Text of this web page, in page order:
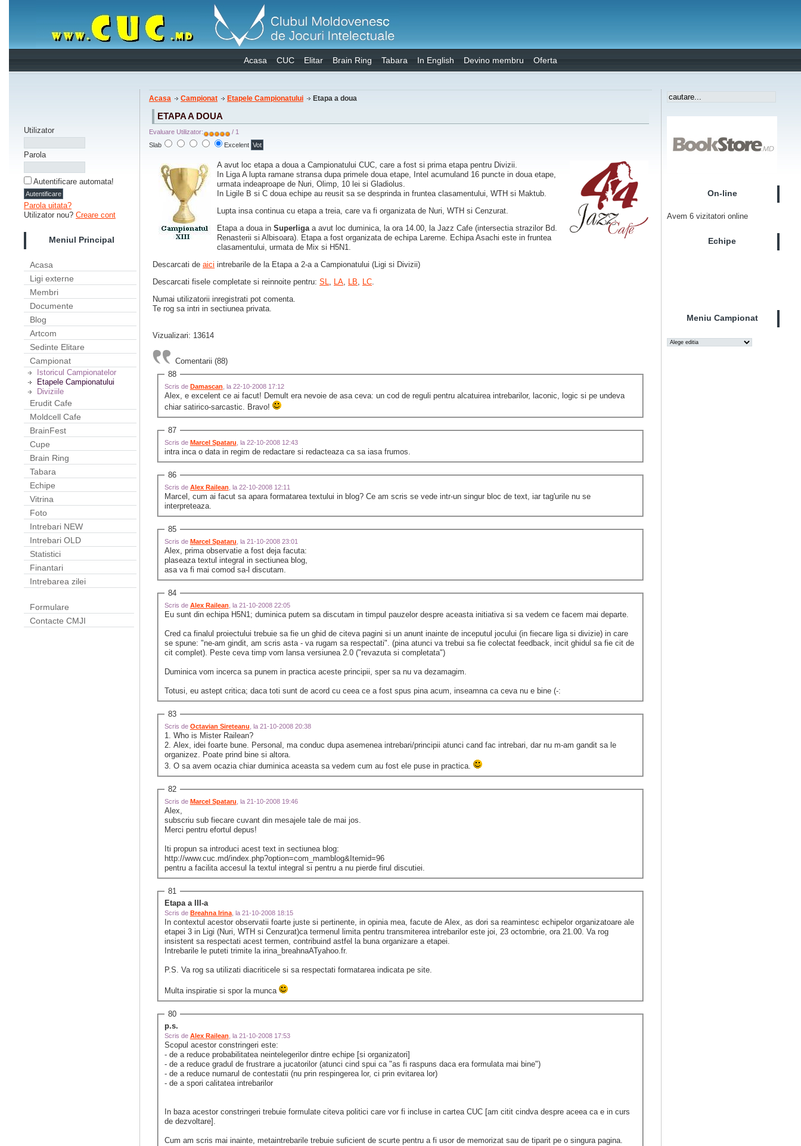
Acasa CUC Elitar Brain Ring Tabara In English Devino membru Oferta
Utilizator
Parola
Autentificare automata!
Parola uitata?
Utilizator nou? Creare cont
Meniul Principal
Acasa
Ligi externe
Membri
Documente
Blog
Artcom
Sedinte Elitare
Campionat
Istoricul Campionatelor
Etapele Campionatului
Diviziile
Erudit Cafe
Moldcell Cafe
BrainFest
Cupe
Brain Ring
Tabara
Echipe
Vitrina
Foto
Intrebari NEW
Intrebari OLD
Statistici
Finantari
Intrebarea zilei
Formulare
Contacte CMJI
Acasa Campionat Etapele Campionatului Etapa a doua
ETAPA A DOUA
Evaluare Utilizator:
/ 1
Slab
Excelent
A avut loc etapa a doua a Campionatului CUC, care a fost si prima etapa pentru Divizii.
In Liga A lupta ramane stransa dupa primele doua etape, Intel acumuland 16 puncte in doua etape,
urmata indeaproape de Nuri, Olimp, 10 lei si Gladiolus.
In Ligile B si C doua echipe au reusit sa se desprinda in fruntea clasamentului, WTH si Maktub.
Lupta insa continua cu etapa a treia, care va fi organizata de Nuri, WTH si Cenzurat.
Etapa a doua in Superliga a avut loc duminica, la ora 14.00, la Jazz Cafe (intersectia strazilor Bd.
Renasterii si Albisoara). Etapa a fost organizata de echipa Lareme. Echipa Asachi este in fruntea
clasamentului, urmata de Mix si H5N1.
Descarcati de aici intrebarile de la Etapa a 2-a a Campionatului (Ligi si Divizii)
Descarcati fisele completate si reinnoite pentru: SL LA LB LC
Numai utilizatorii inregistrati pot comenta.
Te rog sa intri in sectiunea privata.
Vizualizari: 13614
Comentarii (88)
88
Scris de Damascan , la 22-10-2008 17:12
Alex, e excelent ce ai facut! Demult era nevoie de asa ceva: un cod de reguli pentru alcatuirea intrebarilor, laconic, logic si pe undeva
chiar satirico-sarcastic. Bravo!
87
Scris de Marcel Spataru , la 22-10-2008 12:43
intra inca o data in regim de redactare si redacteaza ca sa iasa frumos.
86
Scris de Alex Railean , la 22-10-2008 12:11
Marcel, cum ai facut sa apara formatarea textului in blog? Ce am scris se vede intr-un singur bloc de text, iar tag'urile nu se
interpreteaza.
85
Scris de Marcel Spataru , la 21-10-2008 23:01
Alex, prima observatie a fost deja facuta:
plaseaza textul integral in sectiunea blog,
asa va fi mai comod sa-l discutam.
84
Scris de Alex Railean , la 21-10-2008 22:05
Eu sunt din echipa H5N1; duminica putem sa discutam in timpul pauzelor despre aceasta initiativa si sa vedem ce facem mai departe.
Cred ca finalul proiectului trebuie sa fie un ghid de citeva pagini si un anunt inainte de inceputul jocului (in fiecare liga si divizie) in care
se spune: "ne-am gindit, am scris asta - va rugam sa respectati". (pina atunci va trebui sa fie colectat feedback, incit ghidul sa fie cit de
cit complet). Peste ceva timp vom lansa versiunea 2.0 ("revazuta si completata")
Duminica vom incerca sa punem in practica aceste principii, sper sa nu va dezamagim.
Totusi, eu astept critica; daca toti sunt de acord cu ceea ce a fost spus pina acum, inseamna ca ceva nu e bine (-:
83
Scris de Octavian Sireteanu , la 21-10-2008 20:38
1. Who is Mister Railean?
2. Alex, idei foarte bune. Personal, ma conduc dupa asemenea intrebari/principii atunci cand fac intrebari, dar nu m-am gandit sa le
organizez. Poate prind bine si altora.
3. O sa avem ocazia chiar duminica aceasta sa vedem cum au fost ele puse in practica.
82
Scris de Marcel Spataru , la 21-10-2008 19:46
Alex,
subscriu sub fiecare cuvant din mesajele tale de mai jos.
Merci pentru efortul depus!
Iti propun sa introduci acest text in sectiunea blog:
http://www.cuc.md/index.php?option=com_mamblog&Itemid=96
pentru a facilita accesul la textul integral si pentru a nu pierde firul discutiei.
81
Etapa a III-a
Scris de Breahna Irina, la 21-10-2008 18:15
In contextul acestor observatii foarte juste si pertinente, in opinia mea, facute de Alex, as dori sa reamintesc echipelor organizatoare ale
etapei 3 in Ligi (Nuri, WTH si Cenzurat)ca termenul limita pentru transmiterea intrebarilor este joi, 23 octombrie, ora 21.00. Va rog
insistent sa respectati acest termen, contribuind astfel la buna organizare a etapei.
Intrebarile le puteti trimite la irina_breahnaATyahoo.fr.
P.S. Va rog sa utilizati diacriticele si sa respectati formatarea indicata pe site.
Multa inspiratie si spor la munca
80
p.s.
Scris de Alex Railean , la 21-10-2008 17:53
Scopul acestor constringeri este:
- de a reduce probabilitatea neintelegerilor dintre echipe [si organizatori]
- de a reduce gradul de frustrare a jucatorilor (atunci cind spui ca "as fi raspuns daca era formulata mai bine")
- de a reduce numarul de contestatii (nu prin respingerea lor, ci prin evitarea lor)
- de a spori calitatea intrebarilor
In baza acestor constringeri trebuie formulate citeva politici care vor fi incluse in cartea CUC [am citit cindva despre aceea ca e in curs
de dezvoltare].
Cum am scris mai inainte, metaintrebarile trebuie suficient de scurte pentru a fi usor de memorizat sau de tiparit pe o singura pagina.
On-line
Avem 6 vizitatori online
Echipe
Meniu Campionat